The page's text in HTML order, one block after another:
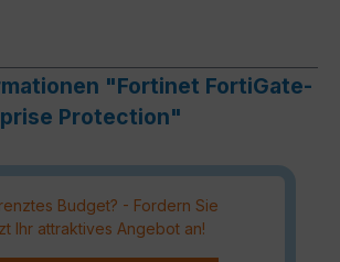
"Fortinet FortiGate-
Protection"
Budget? - Fordern Sie
Ihr attraktives Angebot an!